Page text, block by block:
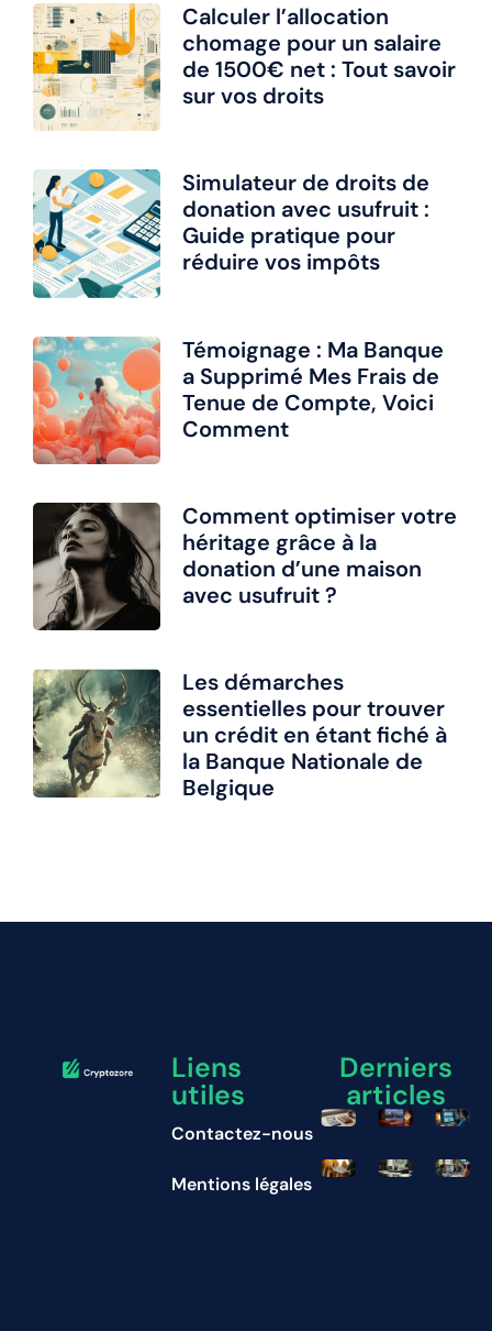
Calculer l’allocation
chomage pour un salaire
de 1500€ net : Tout savoir
sur vos droits
Simulateur de droits de
donation avec usufruit :
Guide pratique pour
réduire vos impôts
Témoignage : Ma Banque
a Supprimé Mes Frais de
Tenue de Compte, Voici
Comment
Comment optimiser votre
héritage grâce à la
donation d’une maison
avec usufruit ?
Les démarches
essentielles pour trouver
un crédit en étant fiché à
la Banque Nationale de
Belgique
Liens
utiles
Contactez-nous
Mentions légales
Derniers
articles